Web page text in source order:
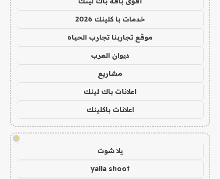
خدمات با كلينك 2026
موقع تجاربنا تجارب الحياه
ديوان العرب
مشاريع
اعلانات باك لينك
اعلانات باكلينك
!
يلا شوت
yalla shoot